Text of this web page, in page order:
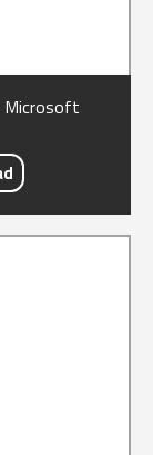
Microsoft